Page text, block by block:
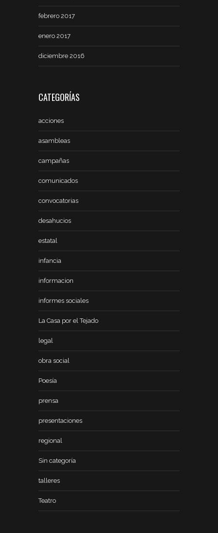
febrero 2017
enero 2017
diciembre 2016
CATEGORÍAS
acciones
asambleas
campañas
comunicados
convocatorias
desahucios
estatal
infancia
informacion
informes sociales
La Casa por el Tejado
legal
obra social
Poesía
prensa
presentaciones
regional
Sin categoría
talleres
Teatro